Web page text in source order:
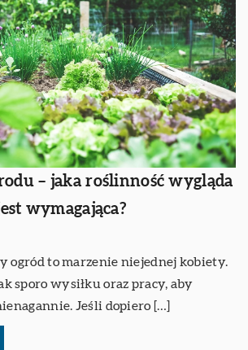
– jaka roślinność wygląda
wymagająca?
ogród to marzenie niejednej kobiety.
sporo wysiłku oraz pracy, aby
Jeśli dopiero […]